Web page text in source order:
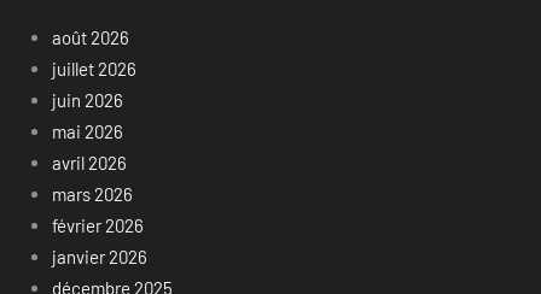
août 2026
juillet 2026
juin 2026
mai 2026
avril 2026
mars 2026
février 2026
janvier 2026
décembre 2025